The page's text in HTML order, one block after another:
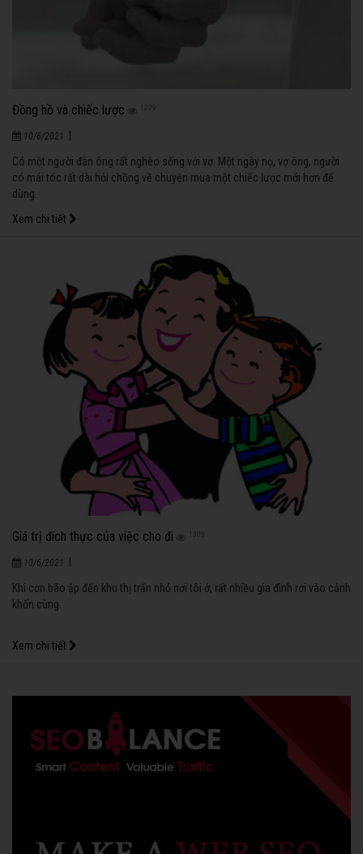
Đồng hồ và chiếc lược 1229
10/6/2021
Có một người đàn ông rất nghèo sống với vợ. Một ngày nọ, vợ ông, người
có mái tóc rất dài hỏi chồng về chuyện mua một chiếc lược mới hơn để
dùng.
Xem chi tiết
Giá trị đích thực của việc cho đi 1309
10/6/2021
Khi cơn bão ập đến khu thị trấn nhỏ nơi tôi ở, rất nhiều gia đình rơi vào cảnh
khốn cùng.
Xem chi tiết